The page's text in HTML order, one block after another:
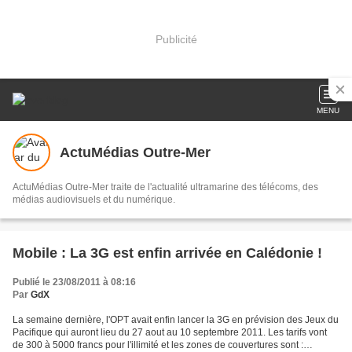
Publicité
MENU
ActuMédias Outre-Mer
ActuMédias Outre-Mer traite de l'actualité ultramarine des télécoms, des
médias audiovisuels et du numérique.
Mobile : La 3G est enfin arrivée en Calédonie !
Publié le 23/08/2011 à 08:16
Par GdX
La semaine dernière, l'OPT avait enfin lancer la 3G en prévision des Jeux du
Pacifique qui auront lieu du 27 aout au 10 septembre 2011. Les tarifs vont
de 300 à 5000 francs pour l'illimité et les zones de couvertures sont :